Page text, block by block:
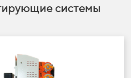
системы